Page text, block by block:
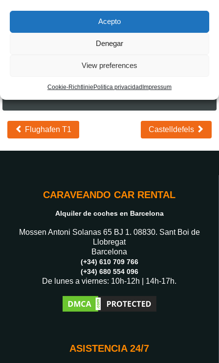
Acepto
Denegar
View preferences
Cookie-RichtliniePolitica privacidadImpressum
Otras
ubicaciones
Flughafen T1 Castelldefels
CARAVEANDO CAR RENTAL
Alquiler de coches en Barcelona
Mossen Antoni Solanas 65 BJ 1. 08830. Sant Boi de
Llobregat
Barcelona
(+34) 610 709 766
(+34) 680 554 096
De lunes a viernes: 10h-12h | 14h-17h.
ASISTENCIA 24/7